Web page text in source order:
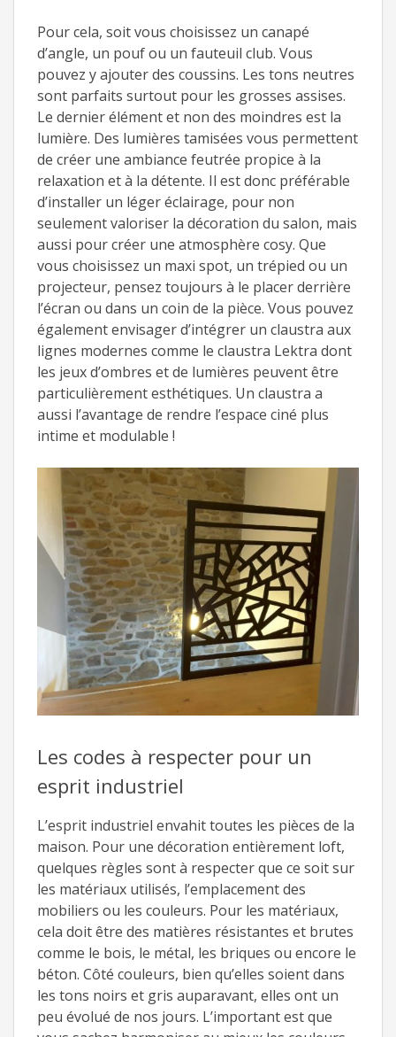
Pour cela, soit vous choisissez un canapé
d’angle, un pouf ou un fauteuil club. Vous
pouvez y ajouter des coussins. Les tons neutres
sont parfaits surtout pour les grosses assises.
Le dernier élément et non des moindres est la
lumière. Des lumières tamisées vous permettent
de créer une ambiance feutrée propice à la
relaxation et à la détente. Il est donc préférable
d’installer un léger éclairage, pour non
seulement valoriser la décoration du salon, mais
aussi pour créer une atmosphère cosy. Que
vous choisissez un maxi spot, un trépied ou un
projecteur, pensez toujours à le placer derrière
l’écran ou dans un coin de la pièce. Vous pouvez
également envisager d’intégrer un claustra aux
lignes modernes comme le claustra Lektra dont
les jeux d’ombres et de lumières peuvent être
particulièrement esthétiques. Un claustra a
aussi l’avantage de rendre l’espace ciné plus
intime et modulable !
Les codes à respecter pour un
esprit industriel
L’esprit industriel envahit toutes les pièces de la
maison. Pour une décoration entièrement loft,
quelques règles sont à respecter que ce soit sur
les matériaux utilisés, l’emplacement des
mobiliers ou les couleurs. Pour les matériaux,
cela doit être des matières résistantes et brutes
comme le bois, le métal, les briques ou encore le
béton. Côté couleurs, bien qu’elles soient dans
les tons noirs et gris auparavant, elles ont un
peu évolué de nos jours. L’important est que